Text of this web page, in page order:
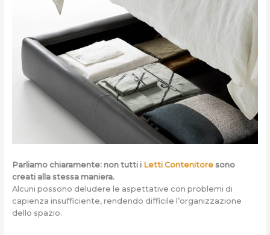
Parliamo chiaramente: non tutti i Letti Contenitore sono
creati alla stessa maniera.
Alcuni possono deludere le aspettative con problemi di
capienza insufficiente, rendendo difficile l’organizzazione
dello spazio.